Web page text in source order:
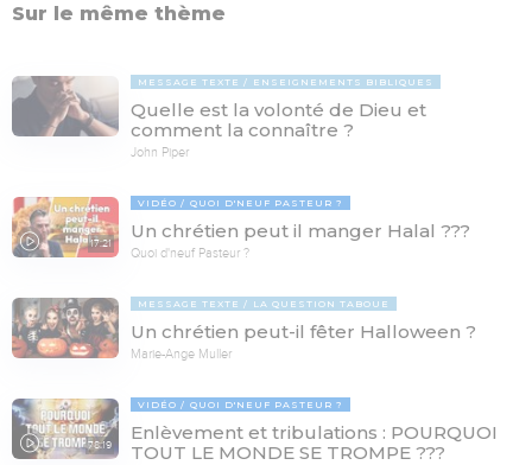
Sur le même thème
MESSAGE TEXTE ENSEIGNEMENTS BIBLIQUES
Quelle est la volonté de Dieu et
comment la connaître ?
John Piper
17:21
VIDÉO QUOI D'NEUF PASTEUR ?
Un chrétien peut il manger Halal ???
Quoi d'neuf Pasteur ?
MESSAGE TEXTE LA QUESTION TABOUE
Un chrétien peut-il fêter Halloween ?
Marie-Ange Muller
78:19
VIDÉO QUOI D'NEUF PASTEUR ?
Enlèvement et tribulations : POURQUOI
TOUT LE MONDE SE TROMPE ???